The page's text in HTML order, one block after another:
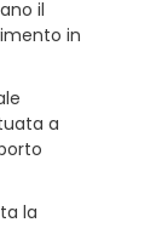
il
in
a
la